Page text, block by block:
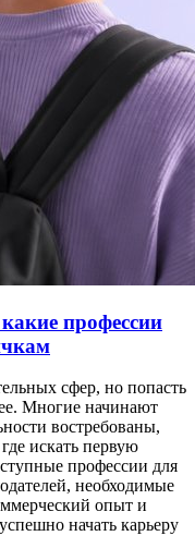
профессии
сфер, но попасть
Многие начинают
востребованы,
искать первую
профессии для
необходимые
опыт и
начать карьеру